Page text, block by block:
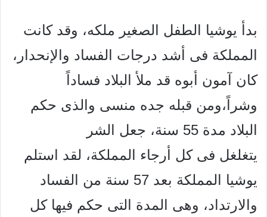
بدأ يوشيا الطفل الصغير ملكه، وقد كانت
المملكة فى أشد درجات الفساد والإنحدار،
كان آمون أبوه قد ملأ البلاد فساداً
وشراً،ومن قبله جده منسى والذى حكم
البلاد مدة 55 سنة، جعل الشر
يتغلغل فى كل أرجاء المملكة، لقد استلم
يوشيا المملكة بعد 57 سنة من الفساد
والارتداد، وهى المدة التى حكم فيها كل